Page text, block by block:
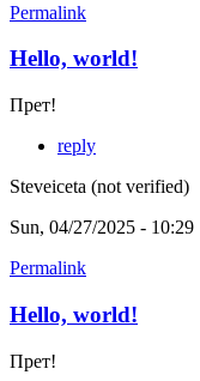
Permalink
Hello, world!
Прет!
reply
Steveiceta (not verified)
Sun, 04/27/2025 - 10:29
Permalink
Hello, world!
Прет!